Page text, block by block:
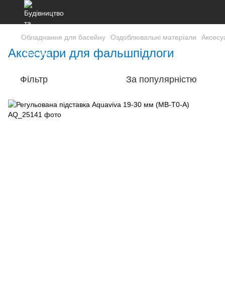
Обладнання для басейну Оздоблювальні матеріали
Аксесуари для фальшпідлоги
Фільтр За популярністю